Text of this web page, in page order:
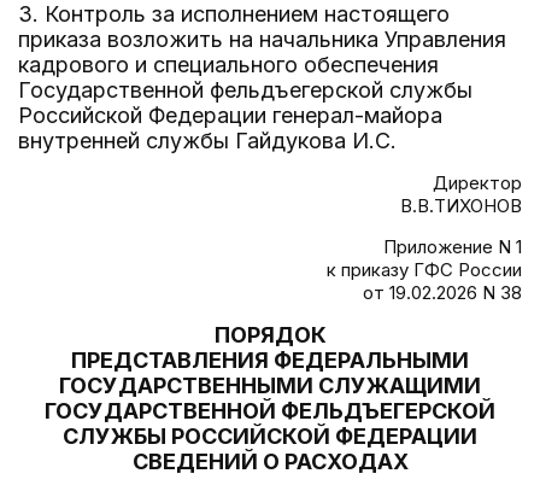
3. Контроль за исполнением настоящего
приказа возложить на начальника Управления
кадрового и специального обеспечения
Государственной фельдъегерской службы
Российской Федерации генерал-майора
внутренней службы Гайдукова И.С.
Директор
В.В.ТИХОНОВ
Приложение N 1
к приказу ГФС России
от 19.02.2026 N 38
ПОРЯДОК
ПРЕДСТАВЛЕНИЯ ФЕДЕРАЛЬНЫМИ
ГОСУДАРСТВЕННЫМИ СЛУЖАЩИМИ
ГОСУДАРСТВЕННОЙ ФЕЛЬДЪЕГЕРСКОЙ
СЛУЖБЫ РОССИЙСКОЙ ФЕДЕРАЦИИ
СВЕДЕНИЙ О РАСХОДАХ